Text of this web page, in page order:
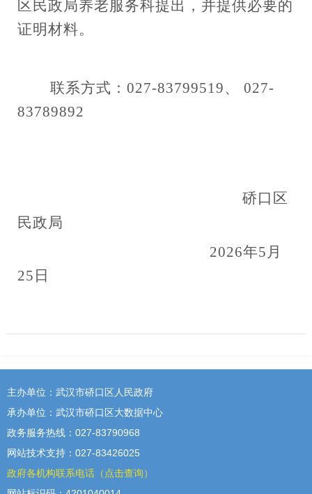
区 民政局养老服务科提出，并提供必要的
证明材料。
联系方式： 027-83799519、 027-
83789892
硚口区
民政局
2026年5月
25日
主办单位：武汉市硚口区人民政府
承办单位：武汉市硚口区大数据中心
政务服务热线：027-83790968
网站技术支持：027-83426025
政府各机构联系电话（点击查询）